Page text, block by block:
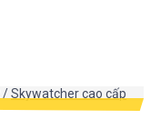
/Skywatcher cao cấp